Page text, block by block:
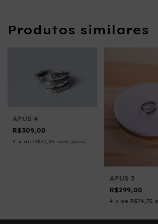
Produtos similares
APUS 4
R$309,00
4 x de R$77,25 sem juros
APUS 3
R$299,00
4 x de R$74,75